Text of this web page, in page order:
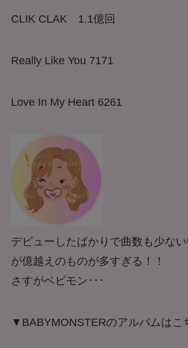
CLIK CLAK 1.1億回
Really Like You 7171
Love In My Heart 6261
デビューしたばかりで曲数も少な
が億越えのものが多すぎる！！
さすがベビモン･･･
▼BABYMONSTERのアルバムはこ